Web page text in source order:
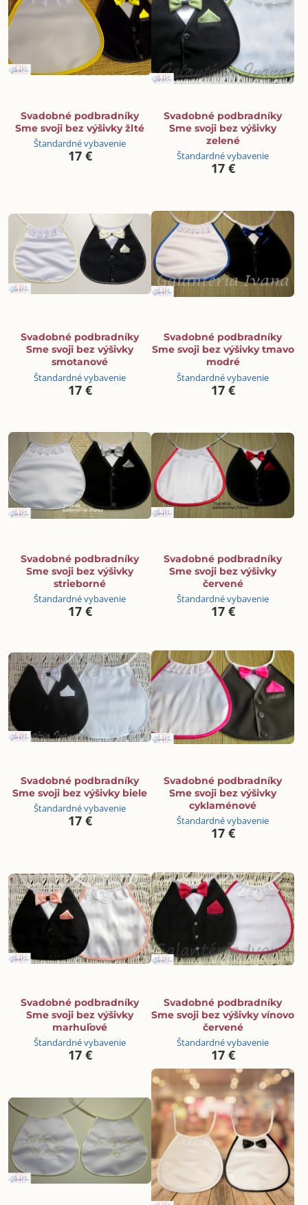
Svadobné podbradníky
Sme svoji bez výšivky žlté
Štandardné vybavenie
17 €
Svadobné podbradníky
Sme svoji bez výšivky
zelené
Štandardné vybavenie
17 €
Svadobné podbradníky
Sme svoji bez výšivky
smotanové
Štandardné vybavenie
17 €
Svadobné podbradníky
Sme svoji bez výšivky tmavo
modré
Štandardné vybavenie
17 €
Svadobné podbradníky
Sme svoji bez výšivky
strieborné
Štandardné vybavenie
17 €
Svadobné podbradníky
Sme svoji bez výšivky
červené
Štandardné vybavenie
17 €
Svadobné podbradníky
Sme svoji bez výšivky biele
Štandardné vybavenie
17 €
Svadobné podbradníky
Sme svoji bez výšivky
cyklaménové
Štandardné vybavenie
17 €
Svadobné podbradníky
Sme svoji bez výšivky
marhuľové
Štandardné vybavenie
17 €
Svadobné podbradníky
Sme svoji bez výšivky vínovo
červené
Štandardné vybavenie
17 €